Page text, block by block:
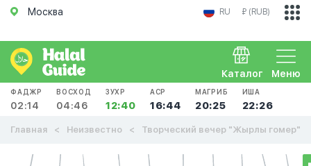
Москва RU ₽ (RUB)
Меню
Каталог
ФАДЖР
02:14
ВОСХОД
04:46
ЗУХР
12:40
АСР
16:44
МАГРИБ
20:25
ИША
22:26
Главная Неизвестно Творческий вечер "Жырлы гомер"